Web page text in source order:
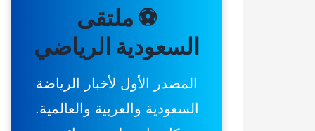
⚽ ملتقى
السعودية الرياضي
المصدر الأول لأخبار الرياضة
السعودية والعربية والعالمية.